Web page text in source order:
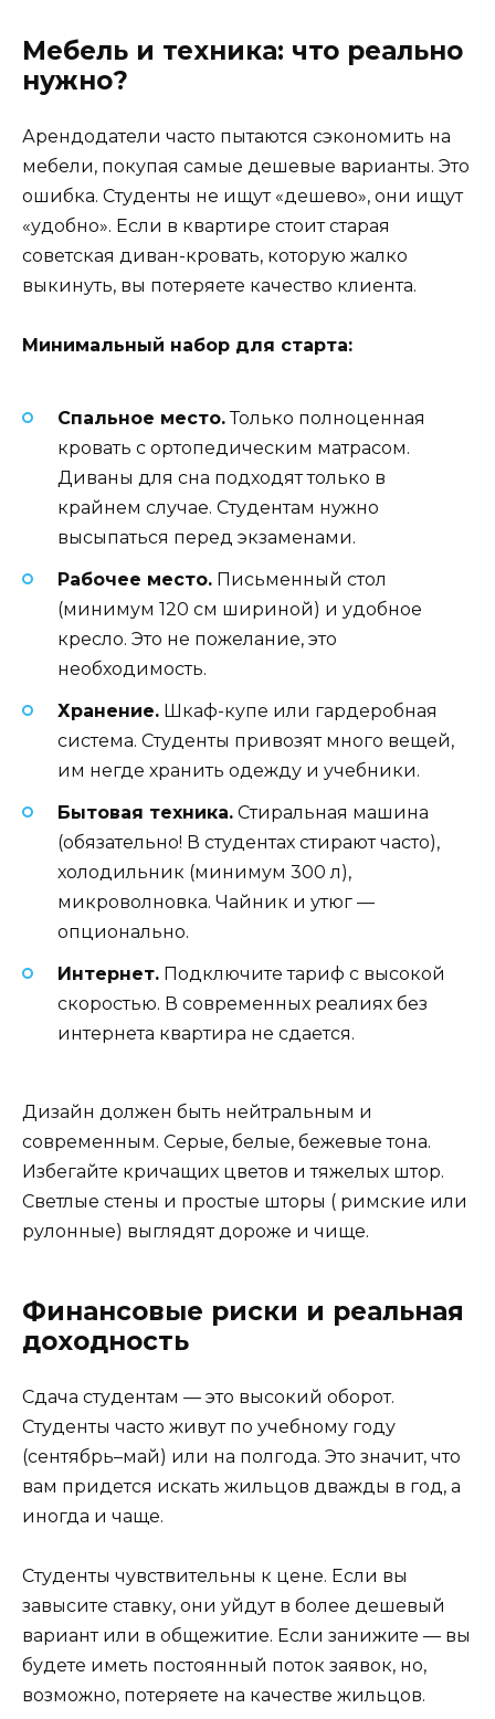
Мебель и техника: что реально
нужно?
Арендодатели часто пытаются сэкономить на
мебели, покупая самые дешевые варианты. Это
ошибка. Студенты не ищут «дешево», они ищут
«удобно». Если в квартире стоит старая
советская диван-кровать, которую жалко
выкинуть, вы потеряете качество клиента.
Минимальный набор для старта:
Спальное место.Только полноценная
кровать с ортопедическим матрасом.
Диваны для сна подходят только в
крайнем случае. Студентам нужно
высыпаться перед экзаменами.
Рабочее место. Письменный стол
(минимум 120 см шириной) и удобное
кресло. Это не пожелание, это
необходимость.
Хранение. Шкаф-купе или гардеробная
система. Студенты привозят много вещей,
им негде хранить одежду и учебники.
Бытовая техника. Стиральная машина
(обязательно! В студентах стирают часто),
холодильник (минимум 300 л),
микроволновка. Чайник и утюг —
опционально.
Интернет. Подключите тариф с высокой
скоростью. В современных реалиях без
интернета квартира не сдается.
Дизайн должен быть нейтральным и
современным. Серые, белые, бежевые тона.
Избегайте кричащих цветов и тяжелых штор.
Светлые стены и простые шторы ( римские или
рулонные) выглядят дороже и чище.
Финансовые риски и реальная
доходность
Сдача студентам — это высокий оборот.
Студенты часто живут по учебному году
(сентябрь–май) или на полгода. Это значит, что
вам придется искать жильцов дважды в год, а
иногда и чаще.
Студенты чувствительны к цене. Если вы
завысите ставку, они уйдут в более дешевый
вариант или в общежитие. Если занижите — вы
будете иметь постоянный поток заявок, но,
возможно, потеряете на качестве жильцов.